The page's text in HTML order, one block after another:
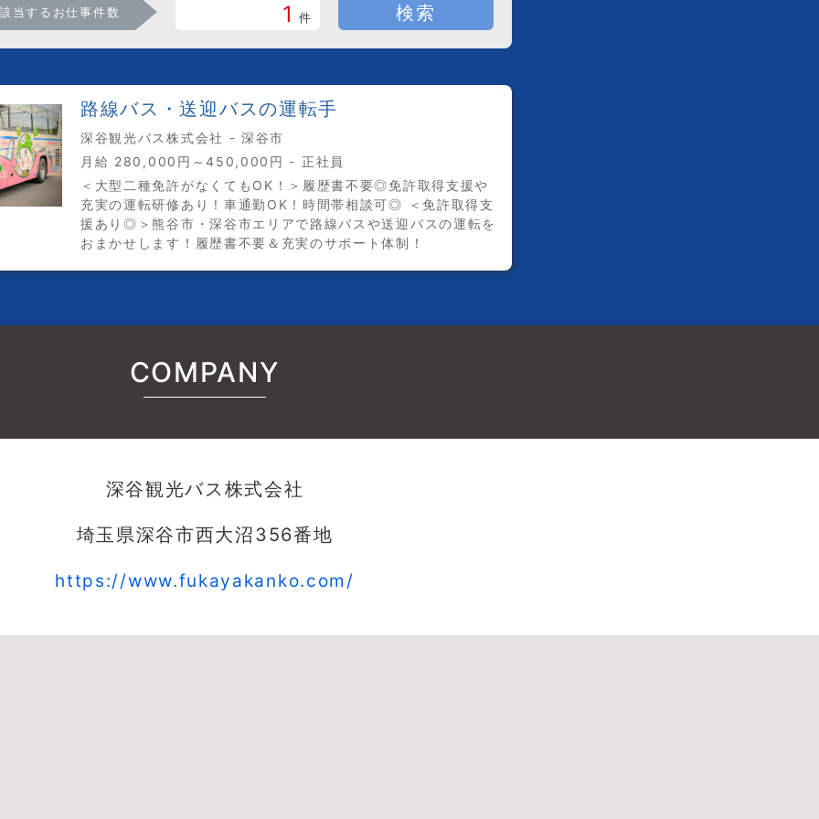
当するお仕事件数 1 件 検索
路線バス・送迎バスの運転手
深谷観光バス株式会社 - 深谷市
月給 280,000円～450,000円 - 正社員
＜大型二種免許がなくてもOK！＞履歴書不要◎免許取得支援や
充実の運転研修あり！車通勤OK！時間帯相談可◎ ＜免許取得支
援あり◎＞熊谷市・深谷市エリアで路線バスや送迎バスの運転を
おまかせします！履歴書不要＆充実のサポート体制！
COMPANY
深谷観光バス株式会社
埼玉県深谷市西大沼356番地
https://www.fukayakanko.com/